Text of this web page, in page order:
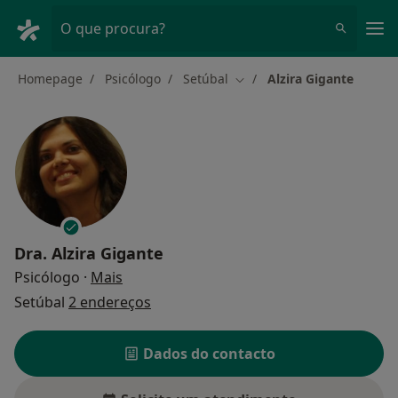
O que procura?
Homepage Psicólogo Setúbal Mudar de cidade
Alzira Gigante
Dra. Alzira Gigante
Psicólogo · Mais
Setúbal 2 endereços
Dados do contacto